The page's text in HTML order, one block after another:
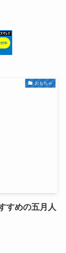
おもちゃ
すめの五月人